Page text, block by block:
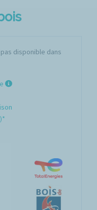
disponible dans